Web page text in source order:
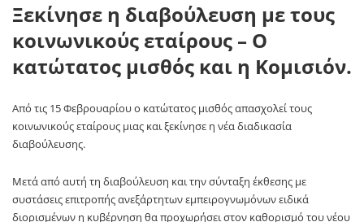
Ξεκίνησε η διαβούλευση με τους
κοινωνικούς εταίρους – Ο
κατώτατος μισθός και η Κομισιόν.
Από τις 15 Φεβρουαρίου ο κατώτατος μισθός απασχολεί τους
κοινωνικούς εταίρους μιας και ξεκίνησε η νέα διαδικασία
διαβούλευσης.
Μετά από αυτή τη διαβούλευση και την σύνταξη έκθεσης με
συστάσεις επιτροπής ανεξάρτητων εμπειρογνωμόνων ειδικά
διορισμένων η κυβέρνηση θα προχωρήσει στον καθορισμό του νέου